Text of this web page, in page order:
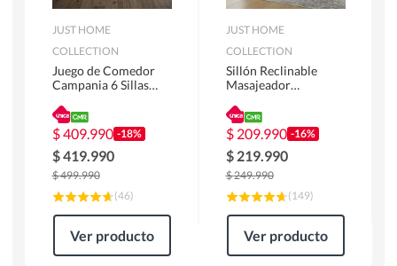
JUST HOME
COLLECTION
Juego de Comedor
Campania 6 Sillas
180 x 90 x 76 cm
Café
$409.990 -18%
$419.990
$499.990
(46)
Ver producto
JUST HOME
COLLECTION
Sillón Reclinable
Masajeador
Atlanta 91x101x94
cm Negro
$ 209.990 -16%
$ 219.990
$249.990
(149)
Ver producto